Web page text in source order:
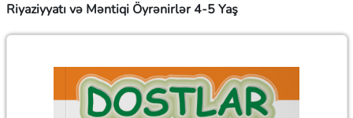
Riyaziyyatı və Məntiqi Öyrənirlər 4-5 Yaş